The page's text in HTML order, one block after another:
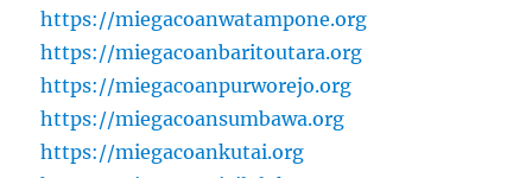
https://miegacoanwatampone.org
https://miegacoanbaritoutara.org
https://miegacoanpurworejo.org
https://miegacoansumbawa.org
https://miegacoankutai.org